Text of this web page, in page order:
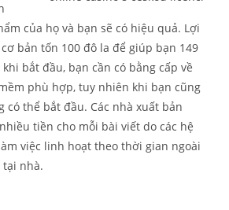
của họ và bạn sẽ có hiệu quả. Lợi
bản tốn 100 đô la để giúp bạn 149
bắt đầu, bạn cần có bằng cấp về
phù hợp, tuy nhiên khi bạn cũng
có thể bắt đầu. Các nhà xuất bản
tiền cho mỗi bài viết do các hệ
việc linh hoạt theo thời gian ngoài
nhà.